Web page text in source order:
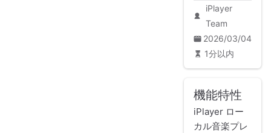
iPlayer
Team
2026/03/04
1分以内
機能特性
iPlayer ロー
カル音楽プレ